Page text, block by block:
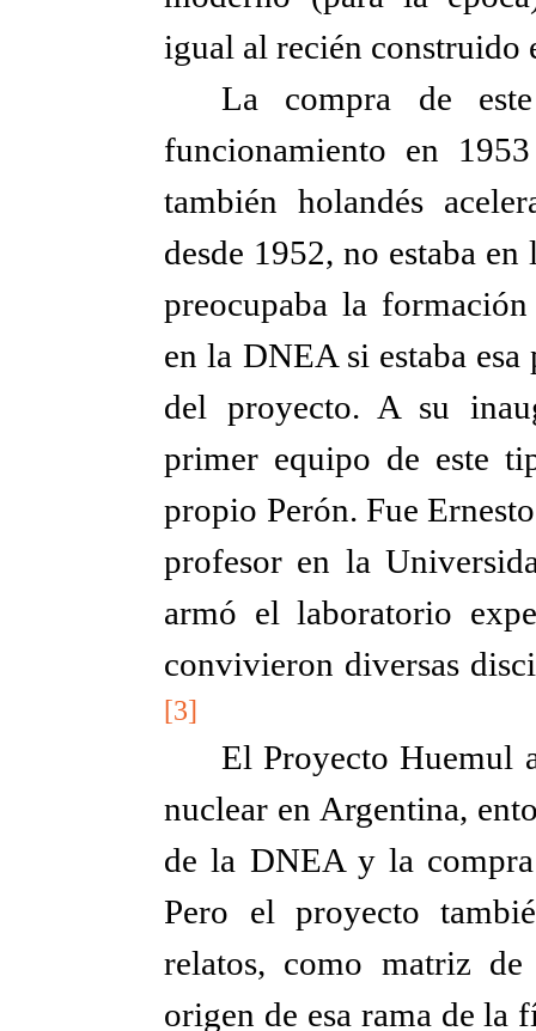
igual al recién construido
La compra de
funcionamiento en
también holandés
desde 1952, no estaba
preocupaba la
en la DNEA si estaba
del proyecto. A su
primer equipo de este
propio Perón. Fue
profesor en la
armó el laboratorio
convivieron diversas
[3]
El Proyecto Huemul
nuclear en Argentina,
de la DNEA y la
Pero el proyecto
relatos, como matriz
origen de esa rama de la